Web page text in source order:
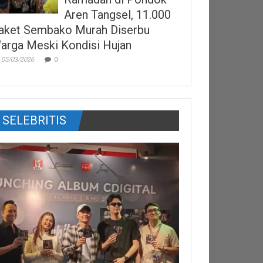
Aren Tangsel, 11.000
Sembako Murah Diserbu
Meski Kondisi Hujan
05/03/2026 0
SELEBRITIS